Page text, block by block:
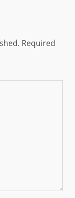
Required